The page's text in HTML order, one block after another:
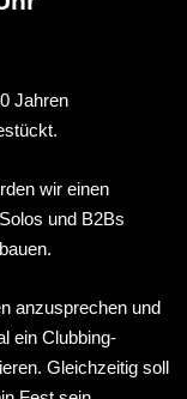
Jahren
wir einen
und B2Bs
anzusprechen und
ein Clubbing-
Gleichzeitig soll